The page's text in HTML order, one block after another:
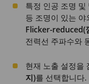
특정 인공 조명
등 조명이 있는
Flicker-reduced(
전력선 주파수와
현재 노출 설정을
지)를 선택합니다.